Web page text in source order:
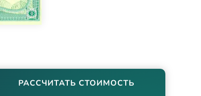
РАССЧИТАТЬ СТОИМОСТЬ